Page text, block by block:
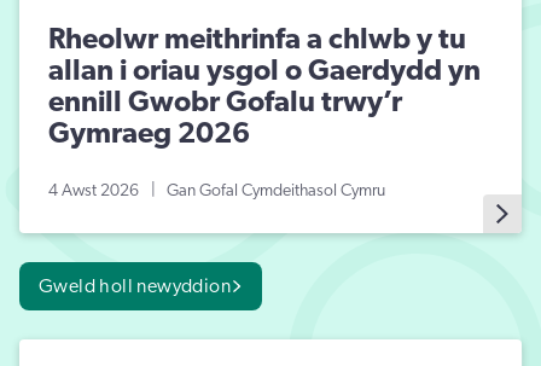
Rheolwr meithrinfa a chlwb y tu
allan i oriau ysgol o Gaerdydd yn
ennill Gwobr Gofalu trwy’r
Gymraeg 2026
4 Awst 2026 Gan Gofal Cymdeithasol Cymru
Gweld holl newyddion